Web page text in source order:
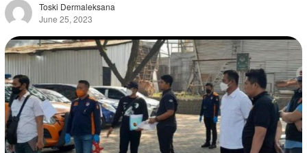
Toski Dermaleksana
June 25, 2023